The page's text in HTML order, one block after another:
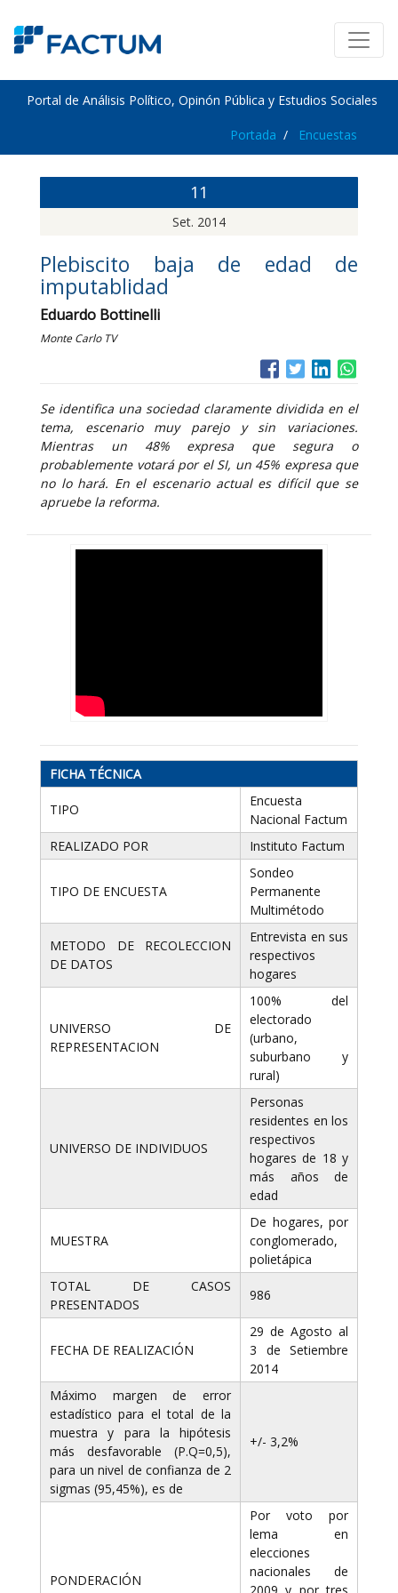
Portal de Análisis Político, Opinón Pública y Estudios Sociales
Portada Encuestas
11
Set. 2014
Plebiscito baja de edad de
imputablidad
Eduardo Bottinelli
Monte Carlo TV
Se identifica una sociedad claramente dividida en el
tema, escenario muy parejo y sin variaciones.
Mientras un 48% expresa que segura o
probablemente votará por el SI, un 45% expresa que
no lo hará. En el escenario actual es difícil que se
apruebe la reforma.
FICHA TÉCNICA
TIPO
Encuesta
Nacional Factum
REALIZADO POR
Instituto Factum
TIPO DE ENCUESTA
Sondeo
Permanente
Multimétodo
METODO DE RECOLECCION
DE DATOS
Entrevista en sus
respectivos
hogares
UNIVERSO DE
REPRESENTACION
100% del
electorado
(urbano,
suburbano y
rural)
UNIVERSO DE INDIVIDUOS
Personas
residentes en los
respectivos
hogares de 18 y
más años de
edad
MUESTRA
De hogares, por
conglomerado,
polietápica
TOTAL DE CASOS
PRESENTADOS
986
FECHA DE REALIZACIÓN
29 de Agosto al
3 de Setiembre
2014
Máximo margen de error
estadístico para el total de la
muestra y para la hipótesis
más desfavorable (P.Q=0,5),
para un nivel de confianza de 2
sigmas (95,45%), es de
+/- 3,2%
PONDERACIÓN
Por voto por
lema en
elecciones
nacionales de